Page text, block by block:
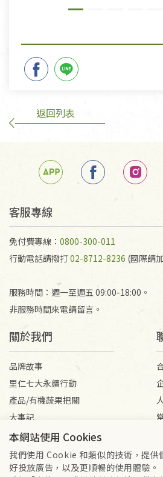
返回列表
客服專線
免付費專線： 0800-300-011
行動電話請撥打02-8712-8236 (國際請
服務時間：週一至週五 09:00-18:00。
非服務時間來電請留言。
關於我們
品牌故事
里仁七大永續行動
產品/有機蔬果把關
大事記
媒體報導
本網站使用 Cookies
我們使用 Cookie 和類似的技術，提供
好投放廣告，以及更順暢的使用體驗。